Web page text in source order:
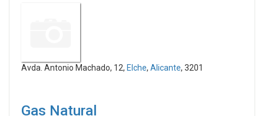
Avda. Antonio Machado, 12, Elche, Alicante, 3201
Gas Natural